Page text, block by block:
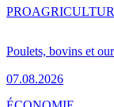
Poulets, bovins et
07.08.2026
PRO